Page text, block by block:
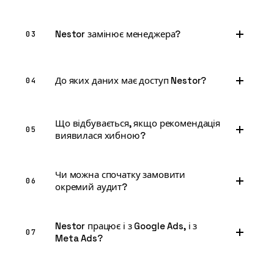
03 Nestor замінює менеджера?
04 До яких даних має доступ Nestor?
05
Що відбувається, якщо рекомендація
виявилася хибною?
06
Чи можна спочатку замовити
окремий аудит?
07
Nestor працює і з Google Ads, і з
Meta Ads?